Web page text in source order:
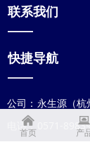
联系我们
——
快捷导航
——
公司： 永生源（杭
电话：
0571-
낀
首页
뀵
产